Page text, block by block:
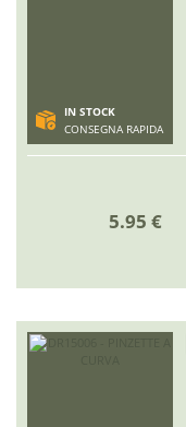
IN STOCK
CONSEGNA RAPIDA
5.95 €